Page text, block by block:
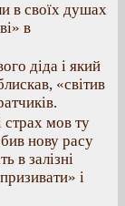
в своїх душах
в
діда і який
«світив
страх мов ту
нову расу
в залізні
і